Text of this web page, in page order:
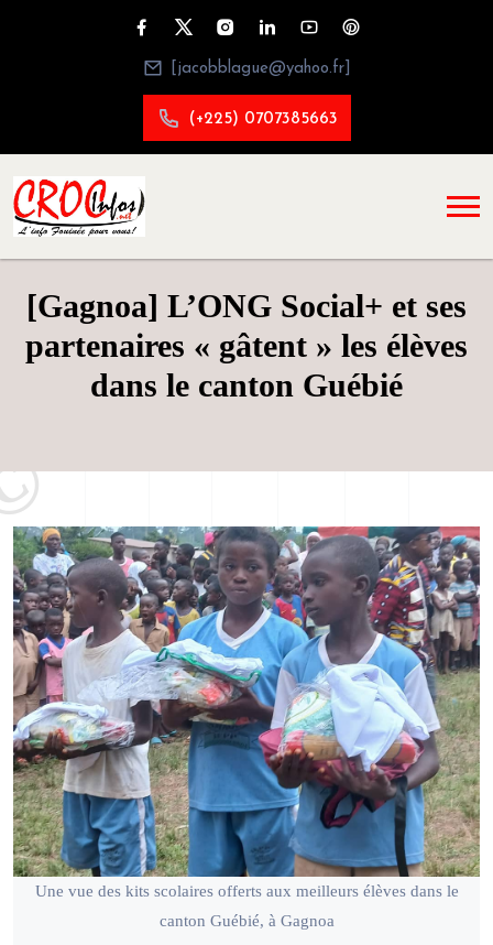
[jacobblague@yahoo.fr]
(+225) 0707385663
[Gagnoa] L’ONG Social+ et ses
partenaires « gâtent » les élèves
dans le canton Guébié
Une vue des kits scolaires offerts aux meilleurs élèves dans le
canton Guébié, à Gagnoa